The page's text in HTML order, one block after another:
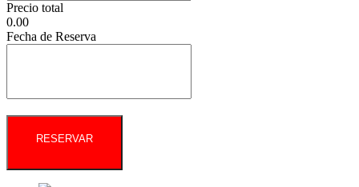
Precio total
0.00
Fecha de Reserva
RESERVAR